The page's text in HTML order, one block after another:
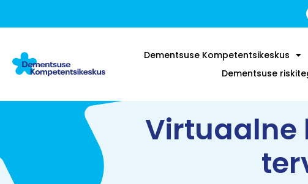
Dementsuse Kompetentsikeskus
Dementsuse
Virtuaalne